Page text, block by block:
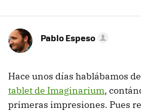
Pablo Espeso
Hace unos días hablábamos de
tablet de Imaginarium,
primeras impresiones. Pues